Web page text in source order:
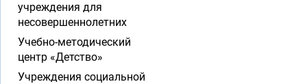
учреждения для
несовершеннолетних
Учебно-методический
центр «Детство»
Учреждения социальной